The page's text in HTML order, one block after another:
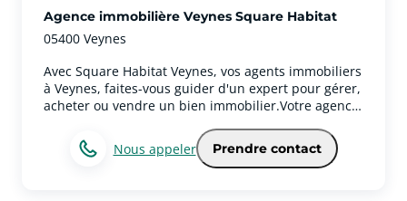
votre écoute pour vous accompagner avec
professionnalisme et proximité.
Agence immobilière Veynes Square Habitat
05400 Veynes
Avec Square Habitat Veynes, vos agents immobiliers
à Veynes, faites-vous guider d'un expert pour gérer,
acheter ou vendre un bien immobilier.Votre agence
ville de VeynesAgence immobilière à Veynes, notre
secteur inclut également Veynes. Pour vous
apporter la plus grande satisfaction, nos agents se
Prendre contact
Nous appeler